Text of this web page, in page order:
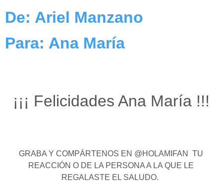
De: Ariel Manzano
Para: Ana María
¡¡¡ Felicidades Ana María !!!
GRABA Y COMPÁRTENOS EN @HOLAMIFAN TU
REACCIÓN O DE LA PERSONA A LA QUE LE
REGALASTE EL SALUDO.